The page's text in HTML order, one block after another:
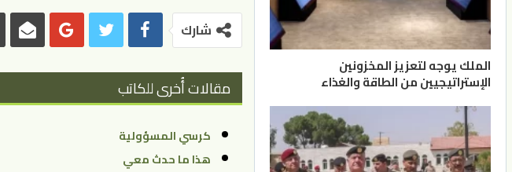
شارك
مقالات أُخرى للكاتب
كرسي المسؤولية
هذا ما حدث معي
الملك يوجه لتعزيز المخزونين
الإستراتيجيين من الطاقة والغذاء